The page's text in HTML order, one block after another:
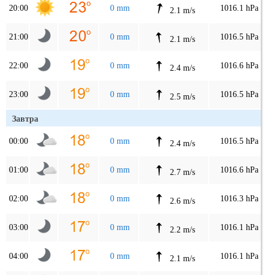
20:00 0 mm 2.1 m/s 1016.1 hPa
21:00 0 mm 2.1 m/s 1016.5 hPa
22:00 0 mm 2.4 m/s 1016.6 hPa
23:00 0 mm 2.5 m/s 1016.5 hPa
Завтра
00:00 0 mm 2.4 m/s 1016.5 hPa
01:00 0 mm 2.7 m/s 1016.6 hPa
02:00 0 mm 2.6 m/s 1016.3 hPa
03:00 0 mm 2.2 m/s 1016.1 hPa
04:00 0 mm 2.1 m/s 1016.1 hPa